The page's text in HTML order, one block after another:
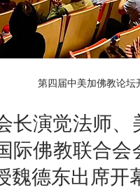
第四届中美加佛教论坛
长演觉法师
际佛教联合
魏德东出席开